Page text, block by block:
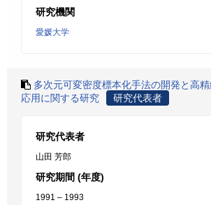
研究機関
愛媛大学
多次元可変密度標本化手法の開発と高
応用に関する研究
研究代表者
研究代表者
山田 芳郎
研究期間 (年度)
1991 – 1993